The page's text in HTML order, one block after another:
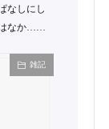
なしにし
なか……
雑記